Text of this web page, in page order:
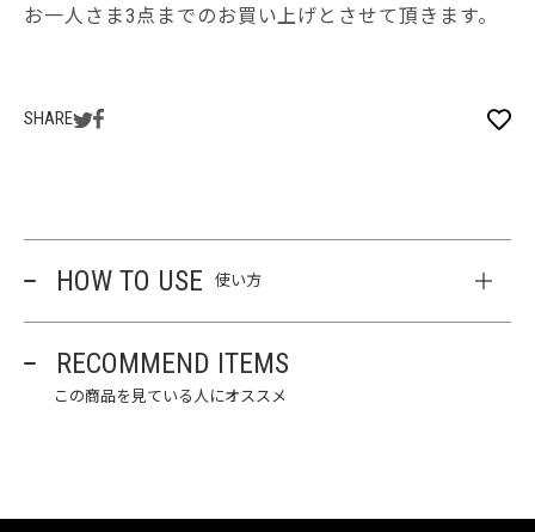
お一人さま3点までのお買い上げとさせて頂きます。
SHARE
HOW TO USE 使い方
RECOMMEND ITEMS
この商品を見ている人にオススメ